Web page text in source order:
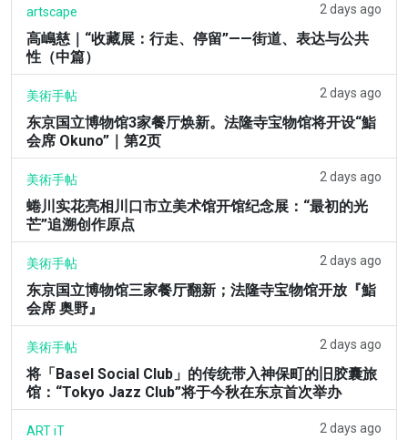
artscape 2 days ago
高嶋慈｜“收藏展：行走、停留”——街道、表达与公共
性（中篇）
美術手帖 2 days ago
东京国立博物馆3家餐厅焕新。法隆寺宝物馆将开设“鮨
会席 Okuno”｜第2页
美術手帖 2 days ago
蜷川实花亮相川口市立美术馆开馆纪念展：“最初的光
芒”追溯创作原点
美術手帖 2 days ago
东京国立博物馆三家餐厅翻新；法隆寺宝物馆开放『鮨
会席 奥野』
美術手帖 2 days ago
将「Basel Social Club」的传统带入神保町的旧胶囊旅
馆：“Tokyo Jazz Club”将于今秋在东京首次举办
ART iT 2 days ago